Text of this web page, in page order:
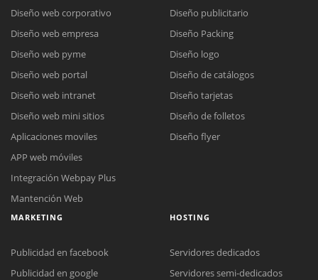
Diseño web corporativo
Diseño web empresa
Diseño web pyme
Diseño web portal
Diseño web intranet
Diseño web mini sitios
Aplicaciones moviles
APP web móviles
Integración Webpay Plus
Mantención Web
Diseño publicitario
Diseño Packing
Diseño logo
Diseño de catálogos
Diseño tarjetas
Diseño de folletos
Diseño flyer
MARKETING
Publicidad en facebook
Publicidad en google
HOSTING
Servidores dedicados
Servidores semi-dedicados